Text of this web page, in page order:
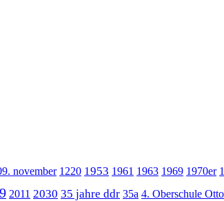
november 1220 1953 1961 1963 1969 1970er
2011 2030 35 jahre ddr 35a 4. Oberschule